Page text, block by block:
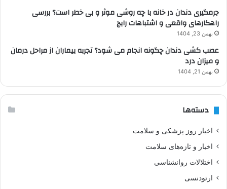
جرمگیری دندان در خانه با چه روشی موثر و بی خطر است؟ بررسی
راهکارهای واقعی و اشتباهات رایج
بهمن 23, 1404
عصب کشی دندان چگونه انجام می شود؟ تجربه بیماران از مراحل درمان
و میزان درد
بهمن 21, 1404
دسته‌ها
اخبار روز پزشکی و سلامت
اخبار و تازه‌های سلامت
اختلالات روانشناسی
ارتودنسی